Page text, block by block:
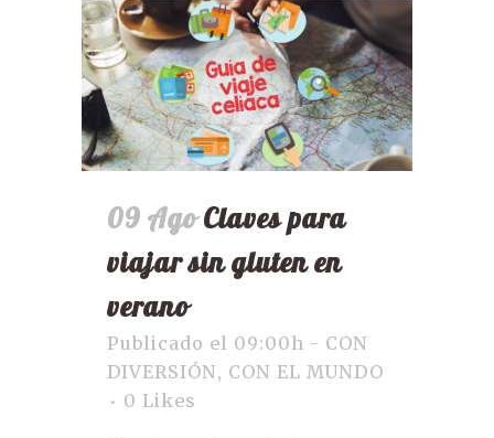
09 Ago Claves para
viajar sin gluten en
verano
Publicado el 09:00h - CON
DIVERSIÓN, CON EL MUNDO
0 Likes